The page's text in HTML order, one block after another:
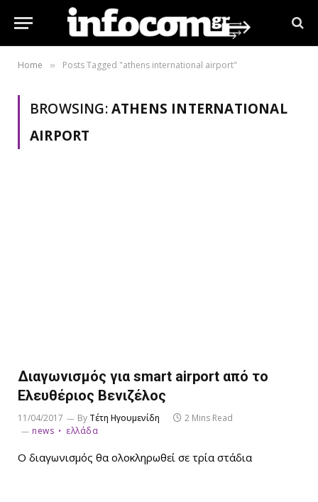
Home » Posts Tagged "athens international airport"
BROWSING:ATHENS INTERNATIONAL
AIRPORT
Διαγωνισμός για smart airport από το
Ελευθέριος Βενιζέλος
11/04/2017 By Τέτη Ηγουμενίδη
2 Mins Read
news
ελλάδα
Ο διαγωνισμός θα ολοκληρωθεί σε τρία στάδια